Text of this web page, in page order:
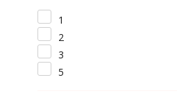
1
2
3
5